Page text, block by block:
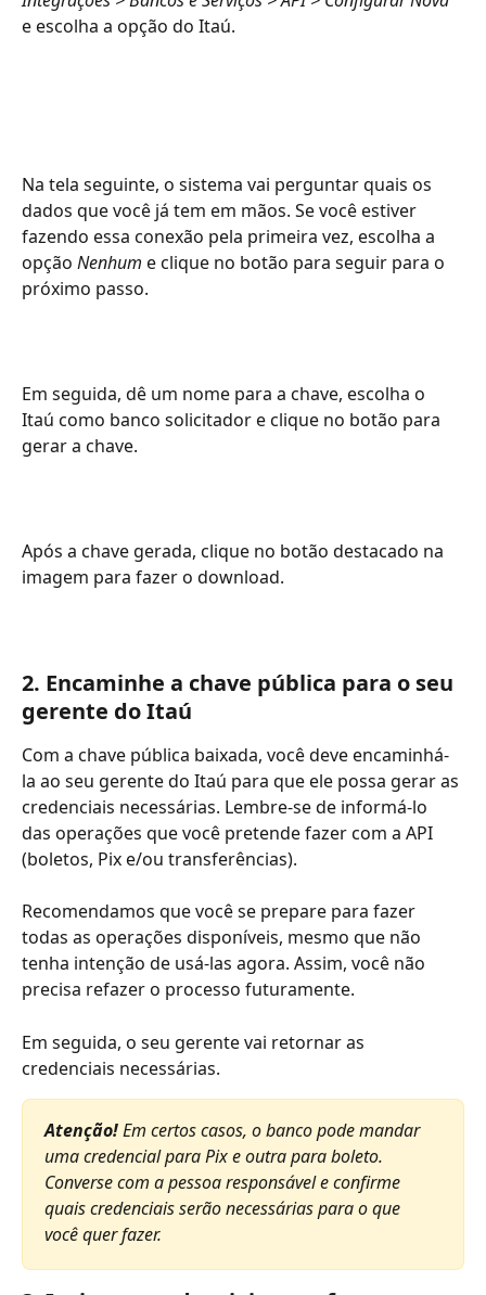
e escolha a opção do Itaú.
Na tela seguinte, o sistema vai perguntar quais os
dados que você já tem em mãos. Se você estiver
fazendo essa conexão pela primeira vez, escolha a
opção Nenhum e clique no botão para seguir para o
próximo passo.
Em seguida, dê um nome para a chave, escolha o
Itaú como banco solicitador e clique no botão para
gerar a chave.
Após a chave gerada, clique no botão destacado na
imagem para fazer o download.
2. Encaminhe a chave pública para o seu
gerente do Itaú
Com a chave pública baixada, você deve encaminhá-
la ao seu gerente do Itaú para que ele possa gerar as
credenciais necessárias. Lembre-se de informá-lo
das operações que você pretende fazer com a API
(boletos, Pix e/ou transferências).
Recomendamos que você se prepare para fazer
todas as operações disponíveis, mesmo que não
tenha intenção de usá-las agora. Assim, você não
precisa refazer o processo futuramente.
Em seguida, o seu gerente vai retornar as
credenciais necessárias.
Atenção! Em certos casos, o banco pode mandar
uma credencial para Pix e outra para boleto.
Converse com a pessoa responsável e confirme
quais credenciais serão necessárias para o que
você quer fazer.